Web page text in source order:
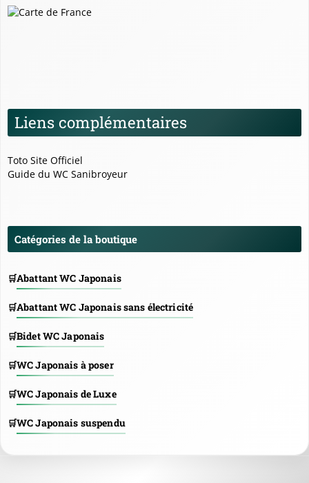
Liens complémentaires
Toto Site Officiel
Guide du WC Sanibroyeur
Catégories de la boutique
Abattant WC Japonais
Abattant WC Japonais sans électricité
Bidet WC Japonais
WC Japonais à poser
WC Japonais de Luxe
WC Japonais suspendu